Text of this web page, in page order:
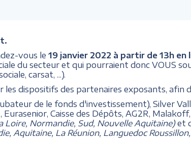
vous le 19 janvier 2022 à partir de 13h en
du secteur et qui pourraient donc VOUS
carsat, ...).
dispositifs des partenaires exposants, afin
de le fonds d'investissement), Silver
Eurasenior, Caisse des Dépôts, AG2R,
Loire, Normandie, Sud, Nouvelle Aquitaine)et
Aquitaine, La Réunion, Languedoc